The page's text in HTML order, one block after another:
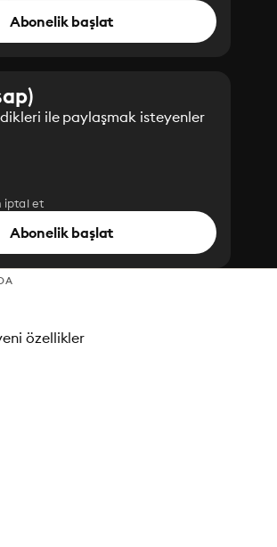
Abonelik başlat
ile paylaşmak isteyenler
iptal et
Abonelik başlat
özellikler